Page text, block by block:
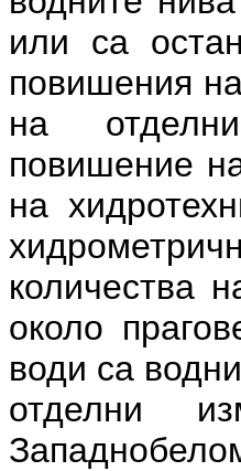
или са
повишения
на
повишение
на
количества
около
води са
отделни